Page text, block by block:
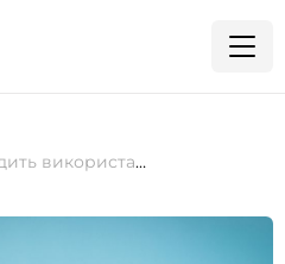
У 2024 році Apple запровадить використання RCS на iPhone